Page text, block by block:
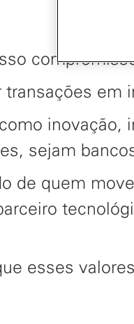
transações
inovação,
sejam
de quem
esses